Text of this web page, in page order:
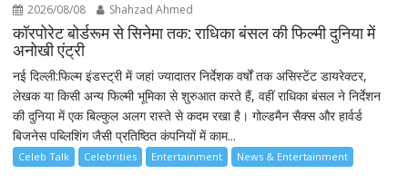
2026/08/08 Shahzad Ahmed
कॉरपोरेट बोर्डरूम से सिनेमा तक: राधिका बंसल की फिल्मी दुनिया में
अनोखी एंट्री
नई दिल्ली:फिल्म इंडस्ट्री में जहां ज्यादातर निर्देशक वर्षों तक असिस्टेंट डायरेक्टर,
लेखक या किसी अन्य फिल्मी भूमिका से शुरुआत करते हैं, वहीं राधिका बंसल ने निर्देशन
की दुनिया में एक बिल्कुल अलग रास्ते से कदम रखा है। गोल्डमैन सैक्स और हार्वर्ड
बिजनेस पब्लिशिंग जैसी प्रतिष्ठित कंपनियों में काम...
Celeb Talk Celebrities Entertainment News & Entertainment